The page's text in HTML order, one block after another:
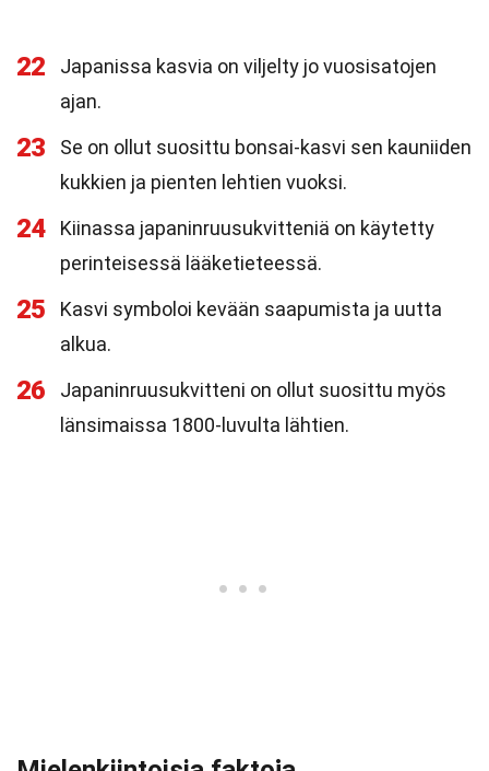
22
Japanissa kasvia on viljelty jo vuosisatojen
ajan.
23
Se on ollut suosittu bonsai-kasvi sen kauniiden
kukkien ja pienten lehtien vuoksi.
24
Kiinassa japaninruusukvitteniä on käytetty
perinteisessä lääketieteessä.
25
Kasvi symboloi kevään saapumista ja uutta
alkua.
26
Japaninruusukvitteni on ollut suosittu myös
länsimaissa 1800-luvulta lähtien.